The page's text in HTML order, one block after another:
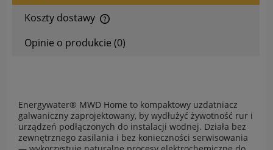
Koszty dostawy
Opinie o produkcie (0)
Energywater® MWD Home to kompaktowy uzdatniacz
galwaniczny zaprojektowany, by wydłużyć żywotność rur i
urządzeń podłączonych do instalacji wodnej. Działa bez
zewnętrznego zasilania i bez konieczności serwisowania